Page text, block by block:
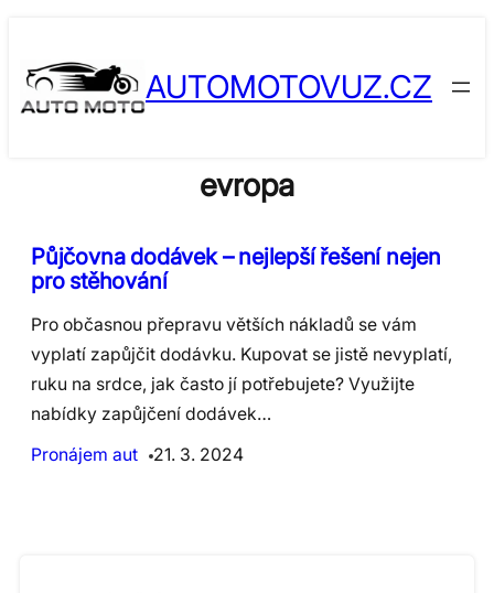
content
AUTOMOTOVUZ.CZ
evropa
Půjčovna dodávek – nejlepší řešení nejen
pro stěhování
Pro občasnou přepravu větších nákladů se vám
vyplatí zapůjčit dodávku. Kupovat se jistě nevyplatí,
ruku na srdce, jak často jí potřebujete? Využijte
nabídky zapůjčení dodávek…
Pronájem aut
21. 3. 2024